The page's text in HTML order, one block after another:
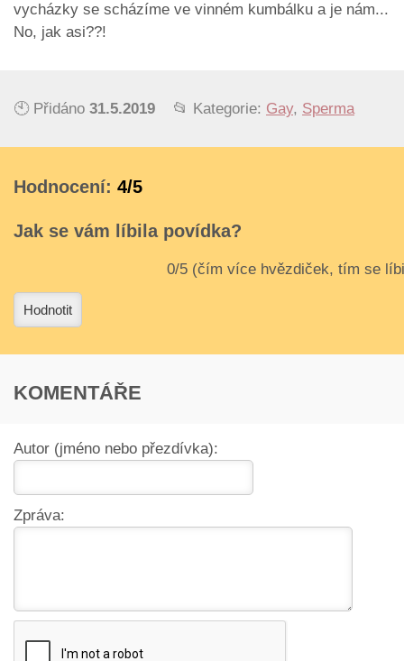
vycházky se scházíme ve vinném kumbálku a je nám...
No, jak asi??!
🕙 Přidáno 31.5.2019 📂 Kategorie: Gay, Sperma
Hodnocení: 4/5
Jak se vám líbila povídka?
Hodnotit
KOMENTÁŘE
Autor (jméno nebo přezdívka):
Zpráva: